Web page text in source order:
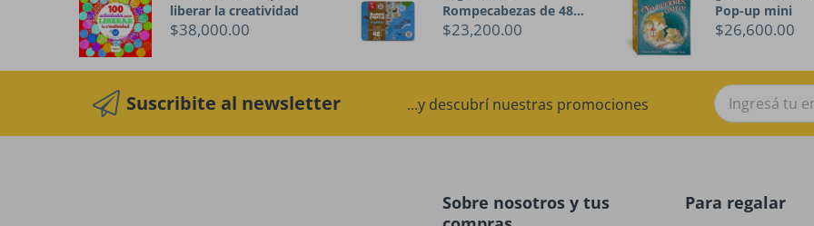
liberar la creatividad
$38,000.00
Rompecabezas de 48
piezas
$23,200.00
Pop-up mini
$26,600.00
Suscribite al newsletter ...y descubrí nuestras promociones
Sobre nosotros y tus
Para regalar